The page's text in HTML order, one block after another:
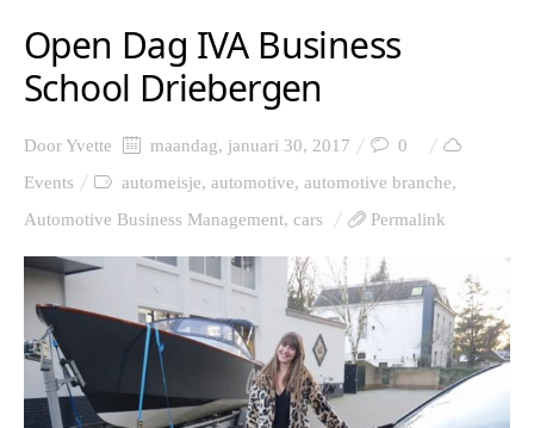
Open Dag IVA Business
School Driebergen
DoorYvette maandag, januari 30, 2017
0
Events
automeisje, automotive, automotive branche,
Automotive Business Management, cars Permalink